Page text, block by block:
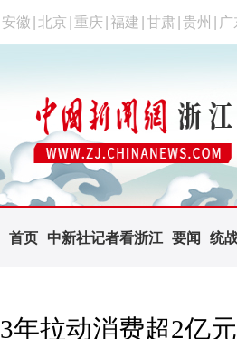
安徽 北京 重庆 福建 甘肃 贵州 广
首页 中新社记者看浙江 要闻 统
3年拉动消费超2亿